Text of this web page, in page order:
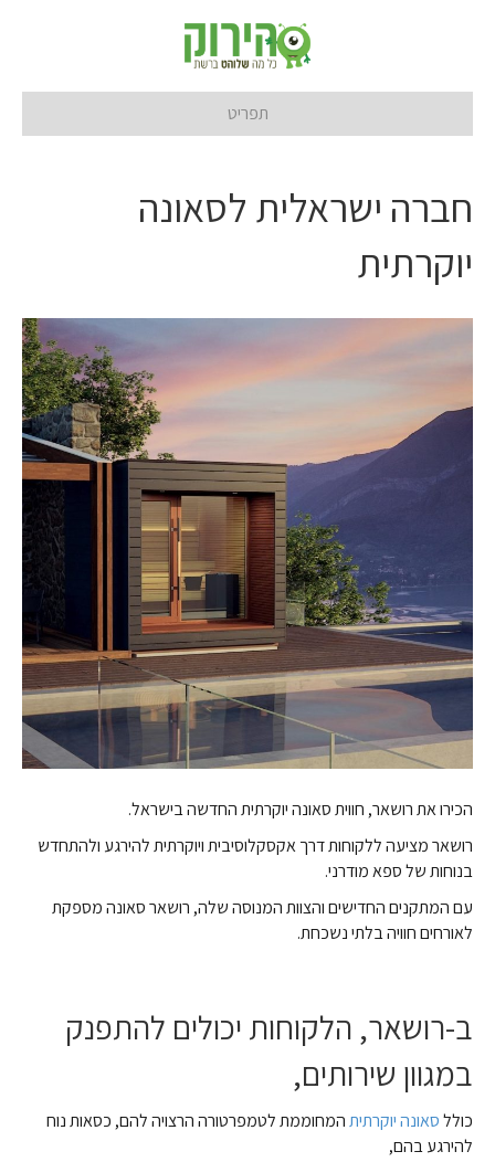
תפריט
חברה ישראלית לסאונה
יוקרתית
הכירו את רושאר, חוויתסאונה יוקרתיתהחדשה בישראל.
רושאר מציעה ללקוחות דרך אקסקלוסיבית ויוקרתית להירגע ולהתחדש
בנוחות של ספא מודרני.
עם המתקנים החדישים והצוות המנוסה שלה, רושאר סאונה מספקת
לאורחים חוויה בלתי נשכחת.
ב-רושאר, הלקוחות יכולים להתפנק
במגוון שירותים,
כוללסאונה יוקרתיתהמחוממת לטמפרטורה הרצויה להם, כסאות נוח
להירגע בהם,